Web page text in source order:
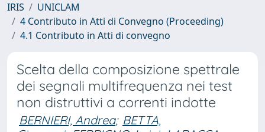
IRIS
UNICLAM
4 Contributo in Atti di Convegno (Proceeding)
4.1 Contributo in Atti di convegno
Scelta della composizione spettrale
dei segnali multifrequenza nei test
non distruttivi a correnti indotte
BERNIERI, Andrea; BETTA,